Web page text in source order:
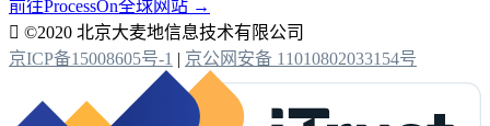
前往ProcessOn全球网站 →
 ©2020 北京大麦地信息技术有限公司
京ICP备15008605号-1 | 京公网安备 11010802033154号